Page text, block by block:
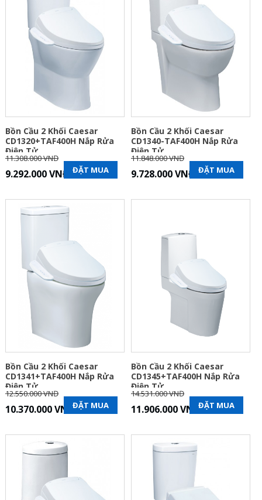
Bồn Cầu 2 Khối Caesar
CD1320+TAF400H Nắp Rửa
Điện Tử
11.308.000 VNĐ
9.292.000 VNĐ ĐẶT MUA
Bồn Cầu 2 Khối Caesar
CD1340-TAF400H Nắp Rửa
Điện Tử
11.848.000 VNĐ
9.728.000 VNĐ ĐẶT MUA
Bồn Cầu 2 Khối Caesar
CD1341+TAF400H Nắp Rửa
Điện Tử
12.550.000 VNĐ
10.370.000 VNĐĐẶT MUA
Bồn Cầu 2 Khối Caesar
CD1345+TAF400H Nắp Rửa
Điện Tử
14.531.000 VNĐ
11.906.000 VNĐĐẶT MUA